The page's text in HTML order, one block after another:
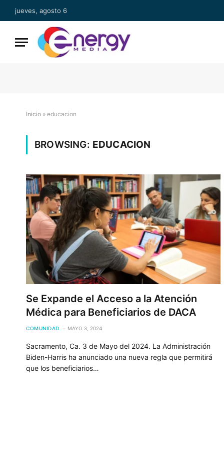
jueves, agosto 6
Inicio » educacion
BROWSING: EDUCACION
Se Expande el Acceso a la Atención
Médica para Beneficiarios de DACA
COMUNIDAD MAYO 3, 2024
Sacramento, Ca. 3 de Mayo del 2024. La Administración
Biden-Harris ha anunciado una nueva regla que permitirá
que los beneficiarios…